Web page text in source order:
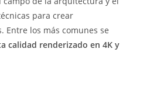
para crear
Entre los más comunes se
calidad renderizado en 4K y